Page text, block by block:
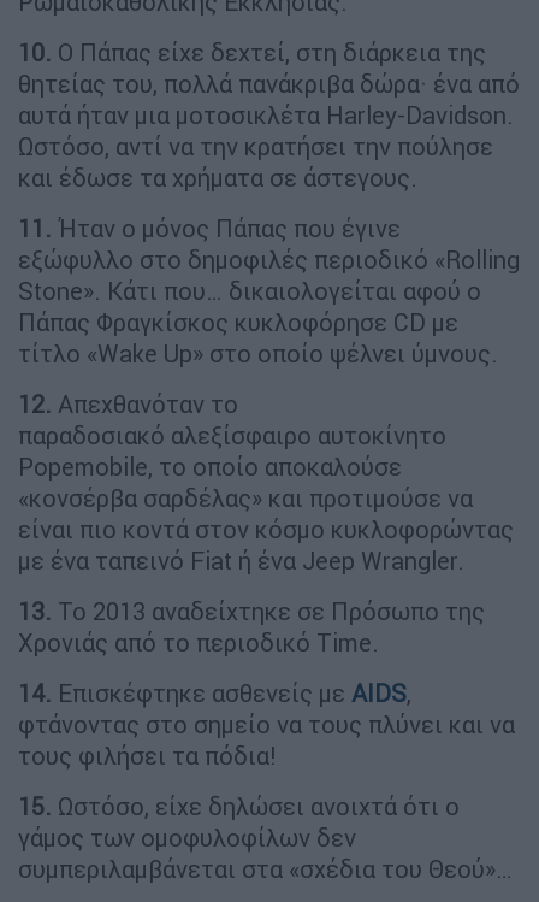
10. Ο Πάπας είχε δεχτεί, στη διάρκεια της
θητείας του, πολλά πανάκριβα δώρα· ένα από
αυτά ήταν μια μοτοσικλέτα Harley-Davidson.
Ωστόσο, αντί να την κρατήσει την πούλησε
και έδωσε τα χρήματα σε άστεγους.
11. Ήταν ο μόνος Πάπας που έγινε
εξώφυλλο στο δημοφιλές περιοδικό «Rolling
Stone». Κάτι που… δικαιολογείται αφού ο
Πάπας Φραγκίσκος κυκλοφόρησε CD με
τίτλο «Wake Up» στο οποίο ψέλνει ύμνους.
12. Απεχθανόταν το
παραδοσιακό αλεξίσφαιρο αυτοκίνητο
Popemobile, το οποίο αποκαλούσε
«κονσέρβα σαρδέλας» και προτιμούσε να
είναι πιο κοντά στον κόσμο κυκλοφορώντας
με ένα ταπεινό Fiat ή ένα Jeep Wrangler.
13. Το 2013 αναδείχτηκε σε Πρόσωπο της
Χρονιάς από το περιοδικό Time.
14. Επισκέφτηκε ασθενείς με AIDS,
φτάνοντας στο σημείο να τους πλύνει και να
τους φιλήσει τα πόδια!
15. Ωστόσο, είχε δηλώσει ανοιχτά ότι ο
γάμος των ομοφυλοφίλων δεν
συμπεριλαμβάνεται στα «σχέδια του Θεού»…